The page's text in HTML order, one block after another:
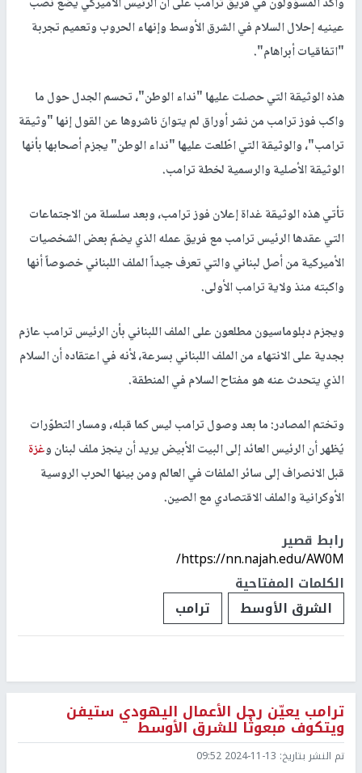
وأكد المسؤولون في فريق ترامب على أن الرئيس الأميركي يضع نصب
عينيه إحلال السلام في الشرق الأوسط وإنهاء الحروب وتعميم تجربة
"اتفاقيات أبراهام".
هذه الوثيقة التي حصلت عليها "نداء الوطن"، تحسم الجدل حول ما
واكب فوز ترامب من نشر أوراق لم يتوانَ ناشروها عن القول إنها "وثيقة
ترامب"، والوثيقة التي اطّلعت عليها "نداء الوطن" يجزم أصحابها بأنها
الوثيقة الأصلية والرسمية لخطة ترامب.
تأتي هذه الوثيقة غداة إعلان فوز ترامب، وبعد سلسلة من الاجتماعات
التي عقدها الرئيس ترامب مع فريق عمله الذي يضمّ بعض الشخصيات
الأميركية من أصل لبناني والتي تعرف جيداً الملف اللبناني خصوصاً أنها
واكبته منذ ولاية ترامب الأولى.
ويجزم دبلوماسيون مطلعون على الملف اللبناني بأن الرئيس ترامب عازم
بجدية على الانتهاء من الملف اللبناني بسرعة، لأنه في اعتقاده أن السلام
الذي يتحدث عنه هو مفتاح السلام في المنطقة.
وتختم المصادر: ما بعد وصول ترامب ليس كما قبله، ومسار التطوّرات
يُظهر أن الرئيس العائد إلى البيت الأبيض يريد أن ينجز ملف لبنان وغزة
قبل الانصراف إلى سائر الملفات في العالم ومن بينها الحرب الروسية
الأوكرانية والملف الاقتصادي مع الصين.
رابط قصير
https://nn.najah.edu/AW0M/
الكلمات المفتاحية
الشرق الأوسط
ترامب
ترامب يعيّن رجل الأعمال اليهودي ستيفن
ويتكوف مبعوثًا للشرق الأوسط
تم النشر بتاريخ: 2024-11-13 09:52